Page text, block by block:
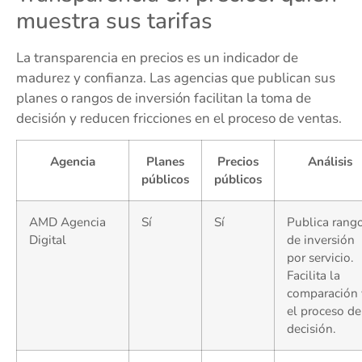
muestra sus tarifas
La transparencia en precios es un indicador de
madurez y confianza. Las agencias que publican sus
planes o rangos de inversión facilitan la toma de
decisión y reducen fricciones en el proceso de ventas.
Agencia
Planes
públicos
Precios
públicos
Análisis
AMD Agencia
Digital
Sí Sí
Publica
de inversión
por servicio.
Facilita la
comparación
el proceso de
decisión.